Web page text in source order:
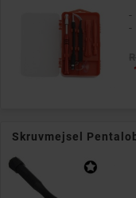
-
-
Skruvmejsel